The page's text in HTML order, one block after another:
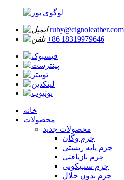
ruby@cignoleather.com
‎+86 18319979646‎
خانه
محصولات
محصولات جدید
چرم وگان
چرم پایه زیستی
چرم بازیافتی
چرم سیلیکونی
چرم بدون حلال